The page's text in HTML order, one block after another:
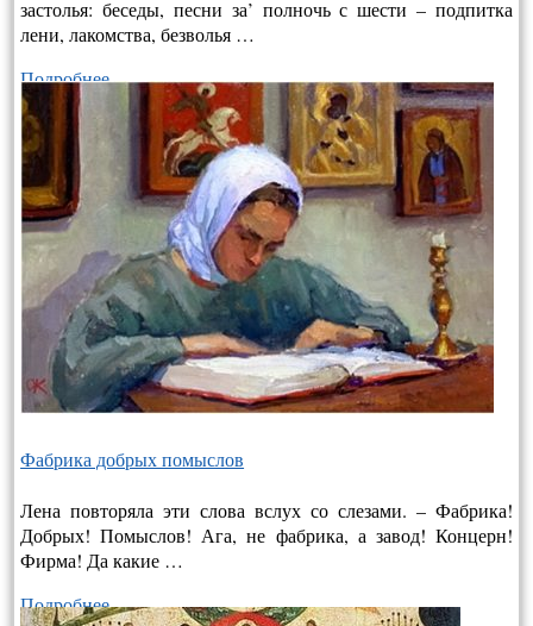
застолья: беседы, песни за’ полночь с шести – подпитка
лени, лакомства, безволья …
Подробнее…
Фабрика добрых помыслов
Лена повторяла эти слова вслух со слезами. – Фабрика!
Добрых! Помыслов! Ага, не фабрика, а завод! Концерн!
Фирма! Да какие …
Подробнее…